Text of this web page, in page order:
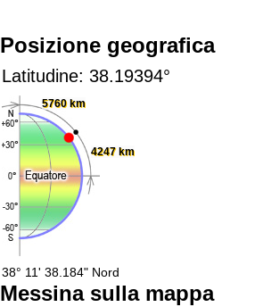
Posizione geografica
Latitudine: 38.19394°
5760 km
4247 km
38° 11' 38.184" Nord
Messina sulla mappa